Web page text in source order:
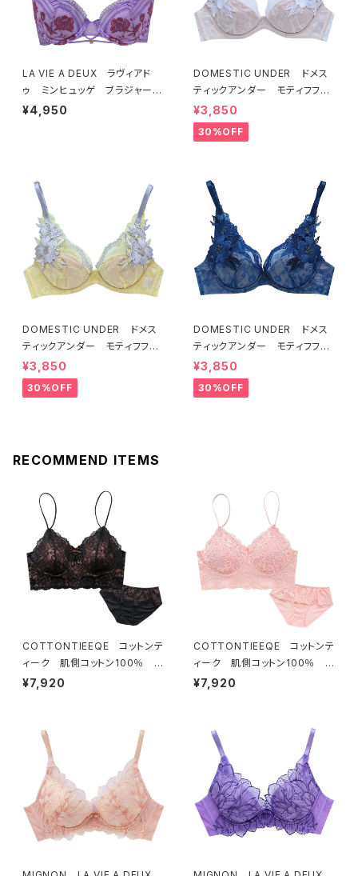
LA VIE A DEUX ラヴィアド
ゥ ミンヒュッゲ ブラジャー
（ライラック）BRA LILAC 2249
¥4,950
DOMESTIC UNDER ドメス
ティックアンダー モティフフル
ール ブラジャー（オフホワイ
ト）D2255
¥3,850
30%OFF
DOMESTIC UNDER ドメス
ティックアンダー モティフフル
ール ブラジャー（レモネード）
D2255 送料無料
¥3,850
30%OFF
DOMESTIC UNDER ドメス
ティックアンダー モティフフル
ール ブラジャー（ブルー）D22
55
¥3,850
30%OFF
RECOMMEND ITEMS
COTTONTIEEQE コットンテ
ィーク 肌側コットン100％ ソ
フトブラ ＆ ショーツセット（ブラ
¥7,920
COTTONTIEEQE コットンテ
ィーク 肌側コットン100％ ソ
フトブラ ＆ ショーツセット（ピー
¥7,920